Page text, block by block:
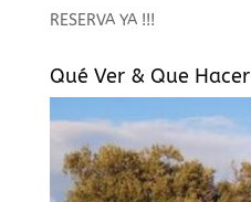
RESERVA YA !!!
Qué Ver & Que Hacer